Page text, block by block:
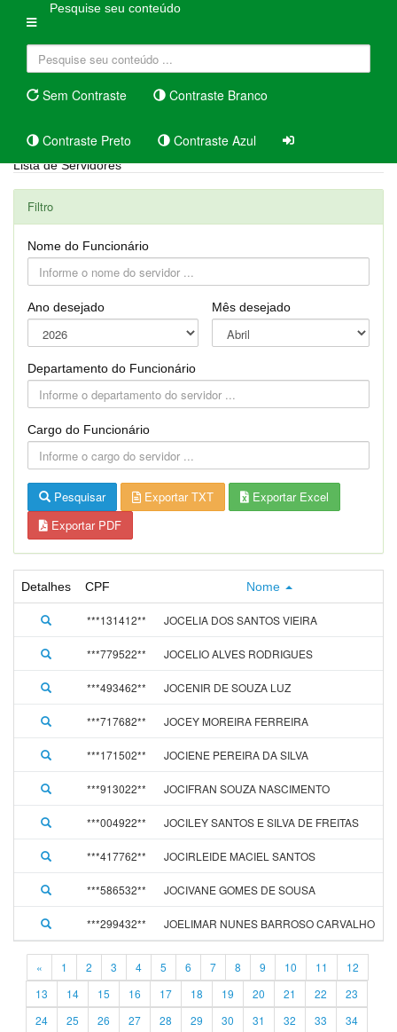
Pesquise seu conteúdo
Sem Contraste Contraste Branco
Contraste Preto Contraste Azul
Lista de Servidores
Filtro
Nome do Funcionário
Ano desejado Mês desejado
Departamento do Funcionário
Cargo do Funcionário
Pesquisar Exportar TXT
Exportar Excel
Exportar PDF
Detalhes CPF Nome
***131412** JOCELIA DOS SANTOS VIEIRA
***779522** JOCELIO ALVES RODRIGUES
***493462** JOCENIR DE SOUZA LUZ
***717682** JOCEY MOREIRA FERREIRA
***171502** JOCIENE PEREIRA DA SILVA
***913022** JOCIFRAN SOUZA NASCIMENTO
***004922** JOCILEY SANTOS E SILVA DE FREITAS
***417762** JOCIRLEIDE MACIEL SANTOS
***586532** JOCIVANE GOMES DE SOUSA
***299432** JOELIMAR NUNES BARROSO CARVALHO
« 1 2 3 4 5 6 7 8 9 10 11
12
13
14 15 16 17 18 19 20 21 22
23
24
25 26 27 28 29 30 31 32 33
34